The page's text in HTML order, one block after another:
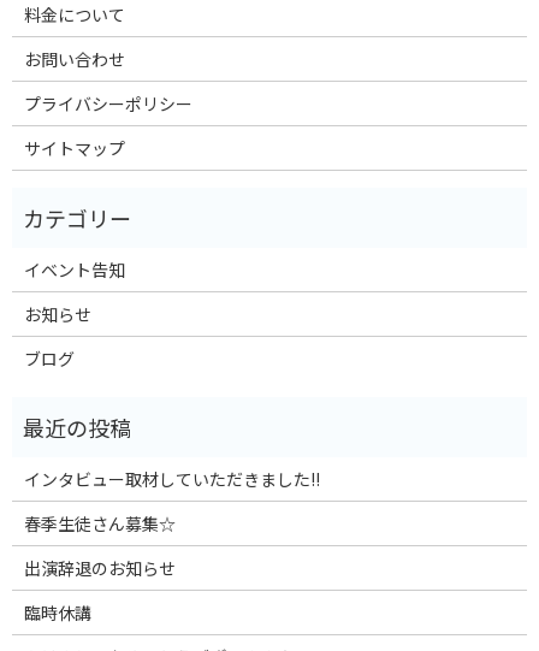
料金について
お問い合わせ
プライバシーポリシー
サイトマップ
イベント告知
お知らせ
ブログ
インタビュー取材していただきました!!
春季生徒さん募集☆
出演辞退のお知らせ
臨時休講